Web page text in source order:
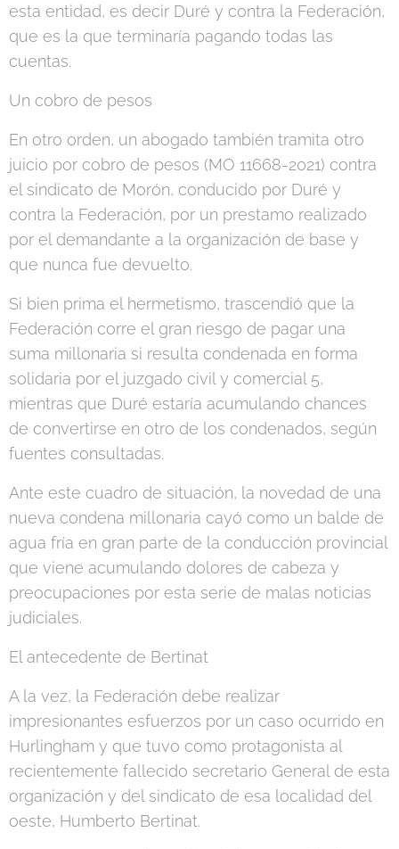
esta entidad, es decir Duré y contra la Federación,
que es la que terminaría pagando todas las
cuentas.
Un cobro de pesos
En otro orden, un abogado también tramita otro
juicio por cobro de pesos (MO 11668-2021) contra
el sindicato de Morón, conducido por Duré y
contra la Federación, por un prestamo realizado
por el demandante a la organización de base y
que nunca fue devuelto.
Si bien prima el hermetismo, trascendió que la
Federación corre el gran riesgo de pagar una
suma millonaria si resulta condenada en forma
solidaria por el juzgado civil y comercial 5,
mientras que Duré estaría acumulando chances
de convertirse en otro de los condenados, según
fuentes consultadas.
Ante este cuadro de situación, la novedad de una
nueva condena millonaria cayó como un balde de
agua fría en gran parte de la conducción provincial
que viene acumulando dolores de cabeza y
preocupaciones por esta serie de malas noticias
judiciales.
El antecedente de Bertinat
A la vez, la Federación debe realizar
impresionantes esfuerzos por un caso ocurrido en
Hurlingham y que tuvo como protagonista al
recientemente fallecido secretario General de esta
organización y del sindicato de esa localidad del
oeste, Humberto Bertinat.